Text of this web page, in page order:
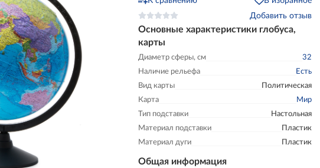
Добавить отзыв
Основные характеристики глобуса,
карты
Диаметр сферы, см
32
Наличие рельефа
Есть
Вид карты
Политическая
Карта
Мир
Тип подставки
Настольная
Материал подставки
Пластик
Материал дуги
Пластик
Общая информация